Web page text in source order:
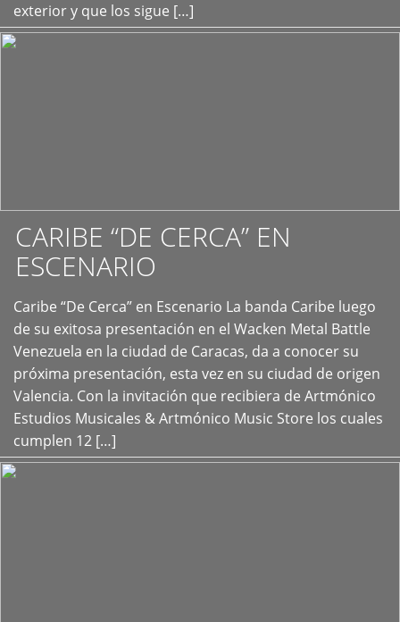
exterior y que los sigue […]
CARIBE “DE CERCA” EN
ESCENARIO
Caribe “De Cerca” en Escenario La banda Caribe luego
de su exitosa presentación en el Wacken Metal Battle
Venezuela en la ciudad de Caracas, da a conocer su
próxima presentación, esta vez en su ciudad de origen
Valencia. Con la invitación que recibiera de Artmónico
Estudios Musicales & Artmónico Music Store los cuales
cumplen 12 […]
+